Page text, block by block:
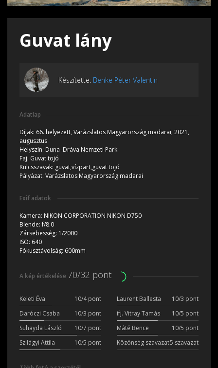
Guvat lány
Készítette: Benke Péter Valentin
Adatlap
Díjak: 66. helyezett, Varázslatos Magyarország madarai, 2021,
augusztus
Helyszín: Duna–Dráva Nemzeti Park
Faj: Guvat tojó
Kulcsszavak: guvat,vízpart,guvat tojó
Pályázat: Varázslatos Magyarország madarai
Exif adatok
Kamera: NIKON CORPORATION NIKON D750
Blende:f/8.0
Zársebesség: 1/2000
ISO: 640
Fókusztávolság: 600mm
A kép értékelése 70/32 pont
Keleti Éva 10/4 pont Laurent Ballesta
10/3 pont
Daróczi Csaba
10/3 pont ifj. Vitray Tamás
10/5 pont
Suhayda László
10/7 pont Máté Bence
10/5 pont
Szilágyi Attila
10/5 pont Közönség szavazat5 szavazat